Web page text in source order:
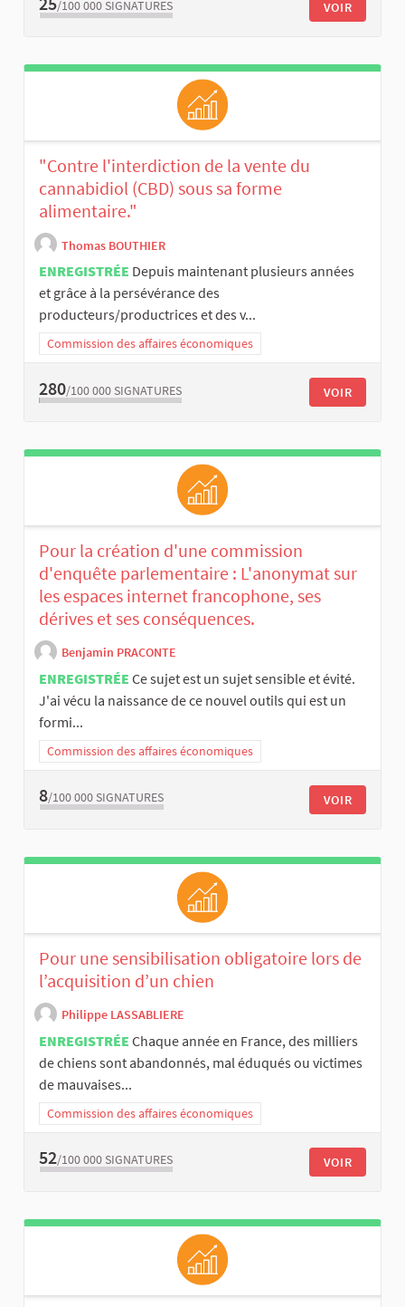
/100 000 SIGNATURES VOIR
"Contre l'interdiction de la vente du
cannabidiol (CBD) sous sa forme
alimentaire."
Thomas BOUTHIER
ENREGISTRÉE Depuis maintenant plusieurs années
et grâce à la persévérance des
producteurs/productrices et des v...
Commission des affaires économiques
280/100 000 SIGNATURES VOIR
Pour la création d'une commission
d'enquête parlementaire : L'anonymat sur
les espaces internet francophone, ses
dérives et ses conséquences.
Benjamin PRACONTE
ENREGISTRÉE Ce sujet est un sujet sensible et évité.
J'ai vécu la naissance de ce nouvel outils qui est un
formi...
Commission des affaires économiques
8/100 000 SIGNATURES VOIR
Pour une sensibilisation obligatoire lors de
l’acquisition d’un chien
Philippe LASSABLIERE
ENREGISTRÉE Chaque année en France, des milliers
de chiens sont abandonnés, mal éduqués ou victimes
de mauvaises...
Commission des affaires économiques
52/100 000 SIGNATURES VOIR